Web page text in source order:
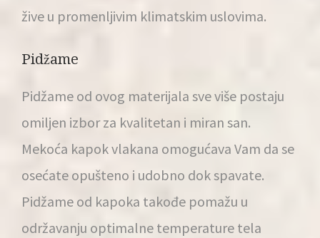
žive u promenljivim klimatskim uslovima.
Pidžame
Pidžame od ovog materijala sve više postaju
omiljen izbor za kvalitetan i miran san.
Mekoća kapok vlakana omogućava Vam da se
osećate opušteno i udobno dok spavate.
Pidžame od kapoka takođe pomažu u
održavanju optimalne temperature tela